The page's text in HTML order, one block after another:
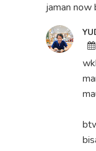
jaman now